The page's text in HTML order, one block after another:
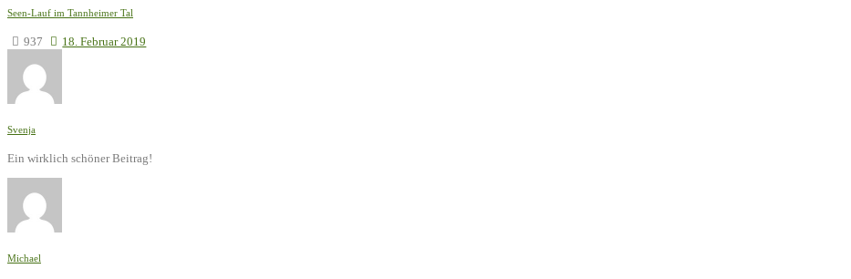
Seen-Lauf im Tannheimer Tal
937 18. Februar 2019
Svenja
Ein wirklich schöner Beitrag!
Michael